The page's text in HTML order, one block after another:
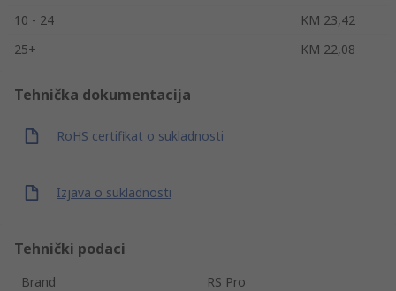
10 - 24
KM 23,42
25+
KM 22,08
Tehnička dokumentacija
RoHS certifikat o sukladnosti
Izjava o sukladnosti
Tehnički podaci
Brand
RS Pro